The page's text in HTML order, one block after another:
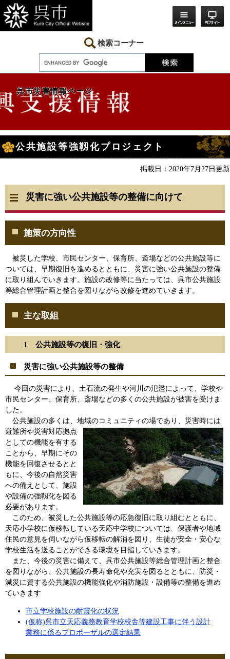
ー
ジ
の
ニ
ュ
ー
文
へ
検索コーナー
呉市災害情報ページ
文
公共施設等強靱化プロジェクト
掲載日：2020年7月27日更新
災害に強い公共施設等の整備に向けて
施策の方向性
被災した学校、市民センター、保育所、斎場などの公共施設等に
ついては、早期復旧を進めるとともに、災害に強い公共施設の整備
に取り組んでいきます。施設の改修等に当たっては、呉市公共施設
等総合管理計画と整合を図りながら改修を進めていきます。
主な取組
1 公共施設等の復旧・強化
災害に強い公共施設等の整備
今回の災害により、土石流の発生や河川の氾濫によって、学校や
市民センター、保育所、斎場などの多くの公共施設が被害を受けま
した。
公共施設の多くは、地域のコミュニティの場であり、災害時には
避難所や災害対応拠点
としての機能を有する
ことから、早期にその
機能を回復させるとと
もに、今後の自然災害
への備えとして、施設
や設備の強靱化を図る
必要があります。
このため、被災した公共施設等の応急復旧に取り組むとともに、
天応小学校に仮移転している天応中学校については、保護者や地域
住民の意見を伺いながら仮移転の解消を図り、生徒が安全・安心な
学校生活を送ることができる環境を目指していきます。
また、今後の災害に備えて、呉市公共施設等総合管理計画と整合
を図りながら、公共施設の長寿命化や充実を図るとともに、防災・
減災に資する公共施設の機能強化や消防施設・設備等の整備を進め
ていきます
市立学校施設の耐震化の状況
(仮称)呉市立天応義務教育学校校舎等建設工事に伴う設計
業務に係るプロポーザルの選定結果